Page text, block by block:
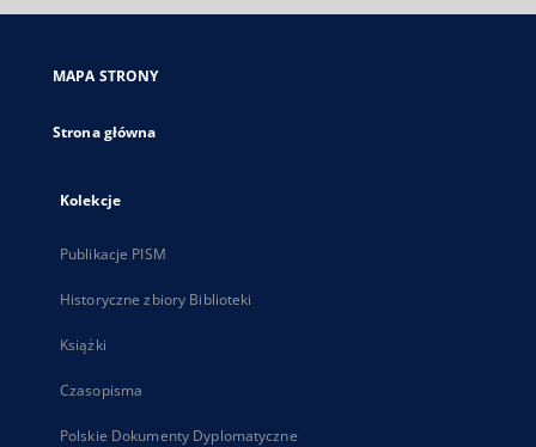
się
karcie
MAPA STRONY
Strona główna
Kolekcje
Publikacje PISM
Historyczne zbiory Biblioteki
Książki
Czasopisma
Polskie Dokumenty Dyplomatyczne